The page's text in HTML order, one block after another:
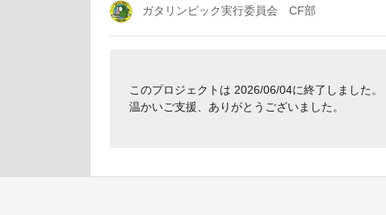
ガタリンピック実行委員会 CF部
このプロジェクトは 2026/06/04に終了しました。
温かいご支援、ありがとうございました。